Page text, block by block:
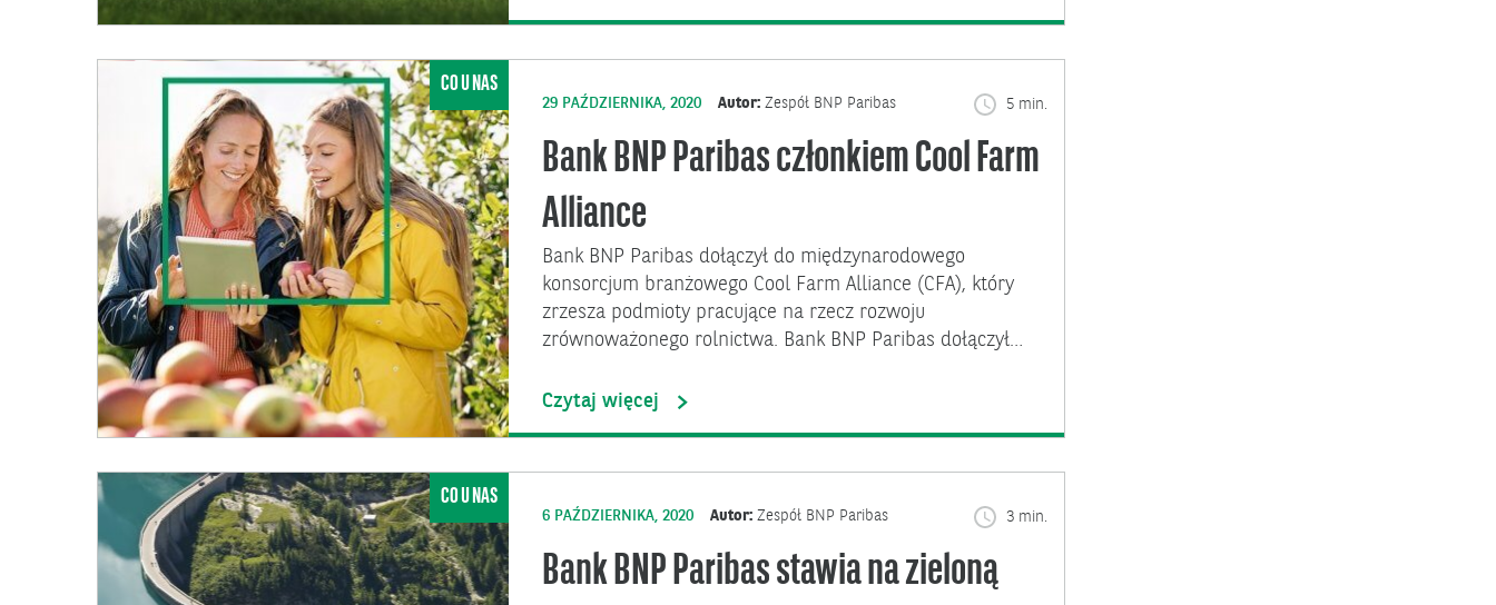
CO U NAS
29 PAŹDZIERNIKA, 2020 Autor:Zespół BNP Paribas 5 min.
Bank BNP Paribas członkiem Cool Farm
Alliance
Bank BNP Paribas dołączył do międzynarodowego
konsorcjum branżowego Cool Farm Alliance (CFA), który
zrzesza podmioty pracujące na rzecz rozwoju
zrównoważonego rolnictwa. Bank BNP Paribas dołączył…
Czytaj więcej
CO U NAS
6 PAŹDZIERNIKA, 2020 Autor:Zespół BNP Paribas 3 min.
Bank BNP Paribas stawia na zieloną